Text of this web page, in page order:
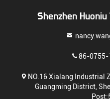
Shenzhen Huoniu
86-0755-
NO.16 Xialang Industrial
Guangming District,